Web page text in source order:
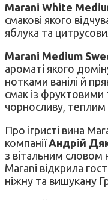
Marani White
смакові якого
яблука та
Marani Medium
ароматі якого
нотками ванілі й
смак із
чорносливу, теплим
Про ігристі вина
компанії Андрій
з вітальним словом
Marani відкрила
ніжну та вишукану